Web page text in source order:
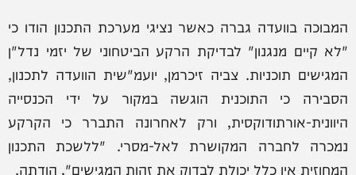
המבוכה בוועדה גברה כאשר נציגי מערכת התכנון הודו כי
"לא קיים מנגנון" לבדיקת הרקע הביטחוני של יזמי נדל"ן
המגישים תוכניות. צביה זיכרמן, יועמ"שית הוועדה לתכנון,
הסבירה כי התוכנית הוגשה במקור על ידי הכנסייה
היוונית-אורתודוקסית, ורק לאחרונה התברר כי הקרקע
נמכרה לחברה המקושרת לאל-מסרי. "ללשכת התכנון
המחוזית אין כלל יכולת לבדוק את זהות המגישים", הודתה.